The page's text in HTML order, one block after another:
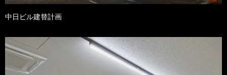
中日ビル建替計画